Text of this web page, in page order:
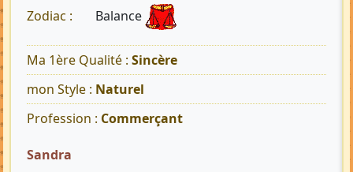
Zodiac : Balance
Ma 1ère Qualité : Sincère
mon Style : Naturel
Profession : Commerçant
Sandra